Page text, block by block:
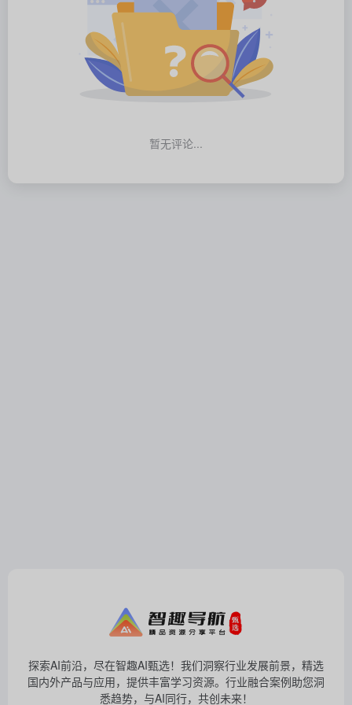
暂无评论...
探索AI前沿，尽在智趣AI甄选！我们洞察行业发展前景，精选
国内外产品与应用，提供丰富学习资源。行业融合案例助您洞
悉趋势，与AI同行，共创未来！